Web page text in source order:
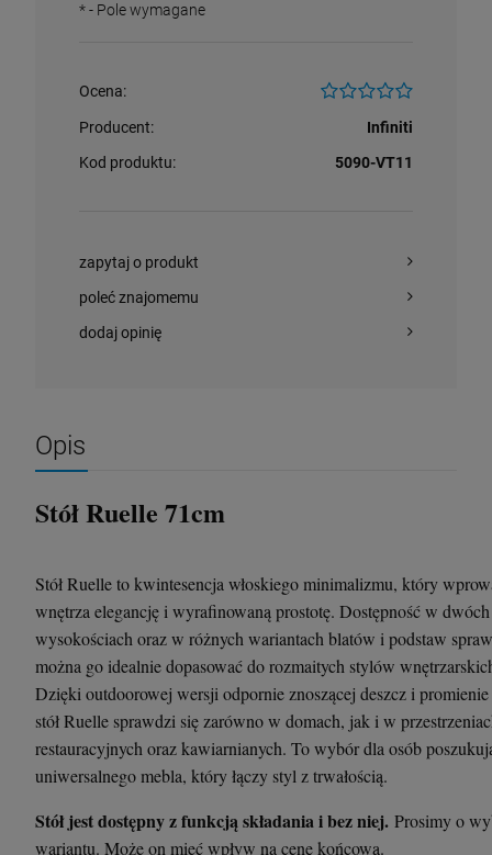
Stolik kawowy Oveo 46 cm antracytowy -
Ferne
DO KOSZYKA
Krzesło Vanity Scab Design - transparentne
DO KOSZYKA
*- Pole wymagane
Ocena:
Producent:
Infiniti
Kod produktu:
5090-VT11
zapytaj o produkt
poleć znajomemu
dodaj opinię
Opis
Stół Ruelle 71cm
Stół Ruelle to kwintesencja włoskiego minimalizmu, który
wnętrza elegancję i wyrafinowaną prostotę. Dostępność w dwóch
wysokościach oraz w różnych wariantach blatów i podstaw
można go idealnie dopasować do rozmaitych stylów
Dzięki outdoorowej wersji odpornie znoszącej deszcz i
stół Ruelle sprawdzi się zarówno w domach, jak i w
restauracyjnych oraz kawiarnianych. To wybór dla osób
uniwersalnego mebla, który łączy styl z trwałością.
Stół jest dostępny z funkcją składania i bez niej. Prosimy o
wariantu. Może on mieć wpływ na cenę końcową.